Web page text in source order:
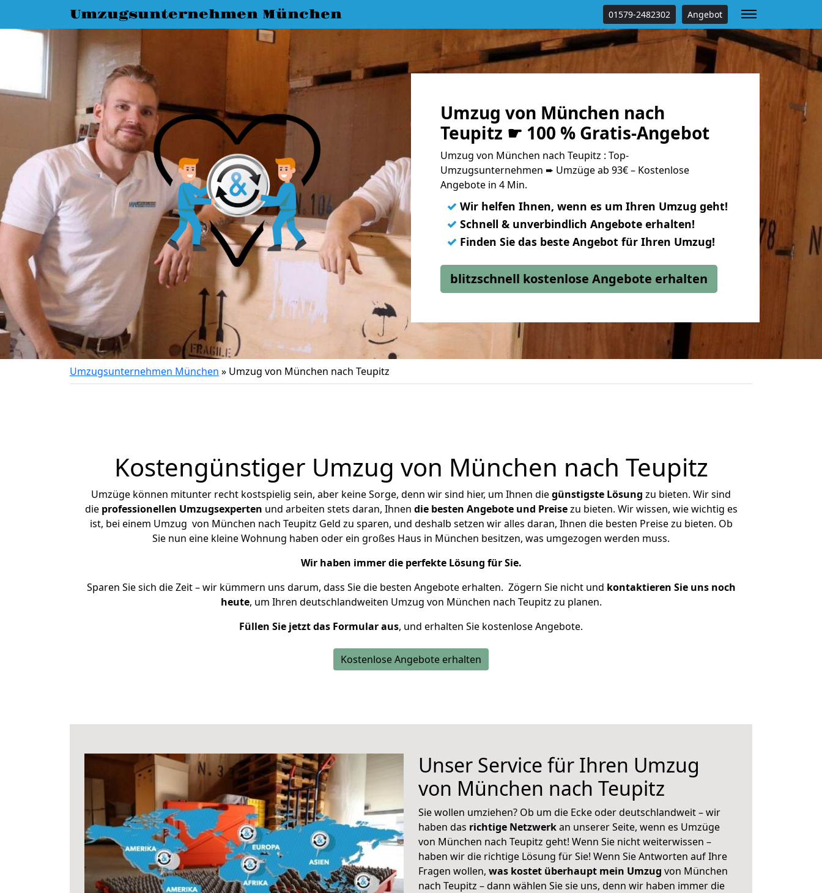
Umzugsunternehmen München 01579-2482302 Angebot
Umzug von München nach
Teupitz ☛ 100 % Gratis-Angebot
Umzug von München nach Teupitz : Top-
Umzugsunternehmen ➨ Umzüge ab 93€ – Kostenlose
Angebote in 4 Min.
✓ Wir helfen Ihnen, wenn es um Ihren Umzug geht!
✓ Schnell & unverbindlich Angebote erhalten!
✓ Finden Sie das beste Angebot für Ihren Umzug!
blitzschnell kostenlose Angebote erhalten
Umzugsunternehmen München » Umzug von München nach Teupitz
Kostengünstiger Umzug von München nach Teupitz
Umzüge können mitunter recht kostspielig sein, aber keine Sorge, denn wir sind hier, um Ihnen diegünstigste Lösung zu bieten. Wir sind
die professionellen Umzugsexperten und arbeiten stets daran, Ihnen die besten Angebote und Preisezu bieten. Wir wissen, wie wichtig es
ist, bei einem Umzug von München nach Teupitz Geld zu sparen, und deshalb setzen wir alles daran, Ihnen die besten Preise zu bieten. Ob
Sie nun eine kleine Wohnung haben oder ein großes Haus in München besitzen, was umgezogen werden muss.
Wir haben immer die perfekte Lösung für Sie.
Sparen Sie sich die Zeit – wir kümmern uns darum, dass Sie die besten Angebote erhalten. Zögern Sie nicht und kontaktieren Sie uns noch
heute, um Ihren deutschlandweiten Umzug von München nach Teupitz zu planen.
Füllen Sie jetzt das Formular aus, und erhalten Sie kostenlose Angebote.
Kostenlose Angebote erhalten
Unser Service für Ihren Umzug
von München nach Teupitz
Sie wollen umziehen? Ob um die Ecke oder deutschlandweit – wir
haben das richtige Netzwerkan unserer Seite, wenn es Umzüge
von München nach Teupitz geht! Wenn Sie nicht weiterwissen –
haben wir die richtige Lösung für Sie! Wenn Sie Antworten auf Ihre
Fragen wollen, was kostet überhaupt mein Umzug von München
nach Teupitz – dann wählen Sie sie uns, denn wir haben immer die